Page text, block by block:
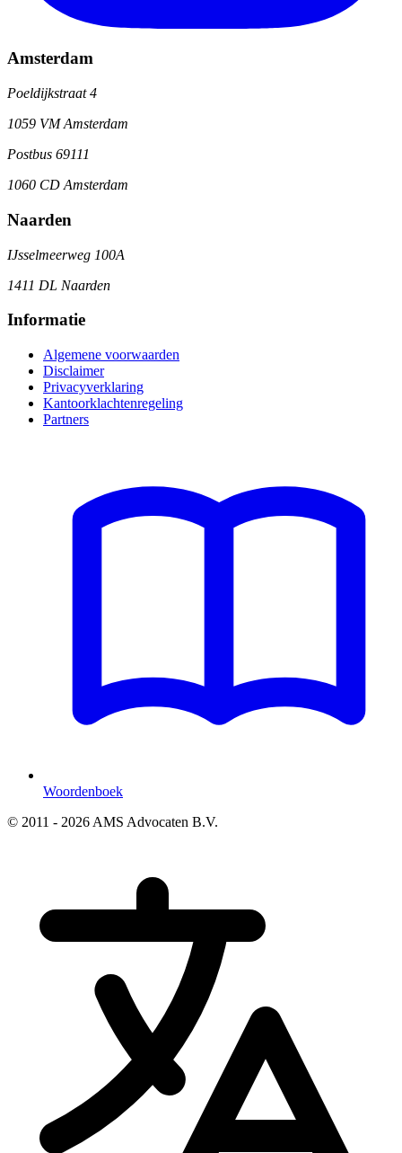
Amsterdam
Poeldijkstraat 4
1059 VM Amsterdam
Postbus 69111
1060 CD Amsterdam
Naarden
IJsselmeerweg 100A
1411 DL Naarden
Informatie
Algemene voorwaarden
Disclaimer
Privacyverklaring
Kantoorklachtenregeling
Partners
Woordenboek
© 2011 - 2026 AMS Advocaten B.V.